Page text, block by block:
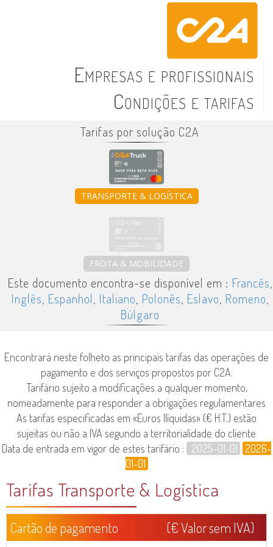
Empresas e profissionais
Condições e tarifas
Tarifas por solução C2A
TRANSPORTE & LOGÍSTICA
FROTA & MOBILIDADE
Este documento encontra-se disponível em : Francês
Inglês Espanhol Italiano Polonês Eslavo Romeno
Búlgaro
Encontrará neste folheto as principais tarifas das operações de
pagamento e dos serviços propostos por C2A.
Tarifário sujeito a modificações a qualquer momento,
nomeadamente para responder a obrigações regulamentares
As tarifas especificadas em «Euros Ilíquidas» (€ H.T.) estão
sujeitas ou não a IVA segundo a territorialidade do cliente
Data de entrada em vigor de estes tarifário :
2025-01-01 2026-
01-01
Tarifas Transporte & Logística
Cartão de pagamento (€ Valor sem IVA)